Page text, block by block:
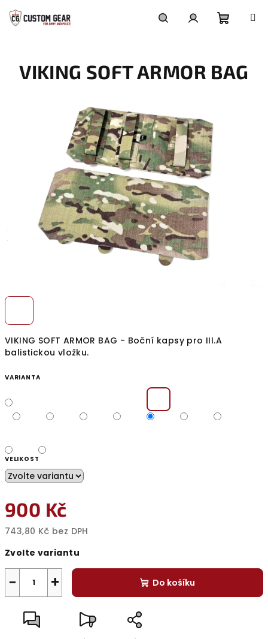
na
obsah
košík
VIKING SOFT ARMOR BAG - Boční kapsy pro III.A
balistickou vložku.
VARIANTA
VELIKOST
900 Kč
743,80 Kč bez DPH
cena:
Zvolte variantu
+
− Do košíku
VIKING SOFT ARMOR BAG